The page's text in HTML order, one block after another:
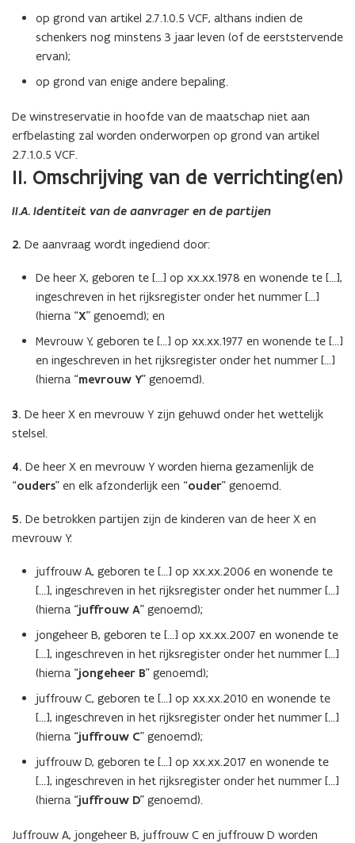
op grond van artikel 2.7.1.0.5 VCF, althans indien de
schenkers nog minstens 3 jaar leven (of de eerststervende
ervan);
op grond van enige andere bepaling.
De winstreservatie in hoofde van de maatschap niet aan
erfbelasting zal worden onderworpen op grond van artikel
2.7.1.0.5 VCF.
II. Omschrijving van de verrichting(en)
II.A. Identiteit van de aanvrager en de partijen
2. De aanvraag wordt ingediend door:
De heer X, geboren te […] op xx.xx.1978 en wonende te […],
ingeschreven in het rijksregister onder het nummer […]
(hierna “X” genoemd); en
Mevrouw Y, geboren te […] op xx.xx.1977 en wonende te […]
en ingeschreven in het rijksregister onder het nummer […]
(hierna “mevrouw Y” genoemd).
3. De heer X en mevrouw Y zijn gehuwd onder het wettelijk
stelsel.
4. De heer X en mevrouw Y worden hierna gezamenlijk de
“ouders” en elk afzonderlijk een “ouder” genoemd.
5. De betrokken partijen zijn de kinderen van de heer X en
mevrouw Y:
juffrouw A, geboren te […] op xx.xx.2006 en wonende te
[…], ingeschreven in het rijksregister onder het nummer […]
(hierna “juffrouw A” genoemd);
jongeheer B, geboren te […] op xx.xx.2007 en wonende te
[…], ingeschreven in het rijksregister onder het nummer […]
(hierna “jongeheer B” genoemd);
juffrouw C, geboren te […] op xx.xx.2010 en wonende te
[…], ingeschreven in het rijksregister onder het nummer […]
(hierna “juffrouw C” genoemd);
juffrouw D, geboren te […] op xx.xx.2017 en wonende te
[…], ingeschreven in het rijksregister onder het nummer […]
(hierna “juffrouw D” genoemd).
Juffrouw A, jongeheer B, juffrouw C en juffrouw D worden